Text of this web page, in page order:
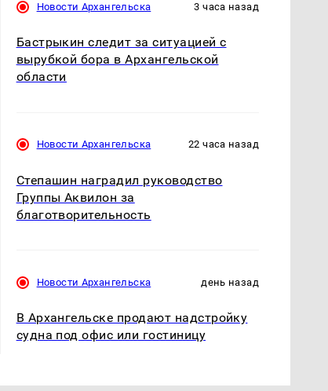
жестокое убийство
криптомиллионера
Все новости по
падению вертолета на
Кавказе: читать здесь
Новости Архангельска 3 часа назад
Бастрыкин следит за ситуацией с
вырубкой бора в Архангельской
области
Новости Архангельска 22 часа назад
Степашин наградил руководство
Группы Аквилон за
благотворительность
Новости Архангельска день назад
В Архангельске продают надстройку
судна под офис или гостиницу